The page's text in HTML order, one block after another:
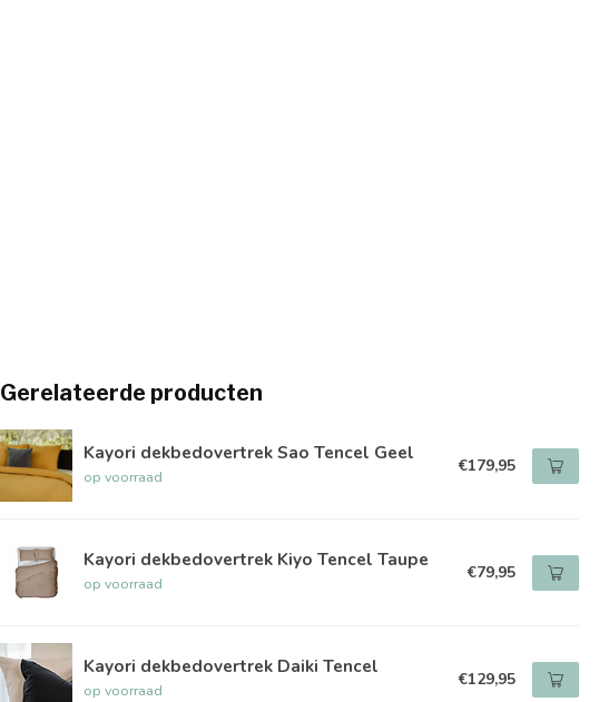
Gerelateerde producten
Kayori dekbedovertrek Sao Tencel Geel
op voorraad €179,95
Kayori dekbedovertrek Kiyo Tencel Taupe
op voorraad €79,95
Kayori dekbedovertrek Daiki Tencel
op voorraad €129,95